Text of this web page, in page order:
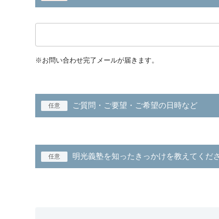
※お問い合わせ完了メールが届きます。
任意 ご質問・ご要望・ご希望の日時など
任意 明光義塾を知ったきっかけを教えてくだ